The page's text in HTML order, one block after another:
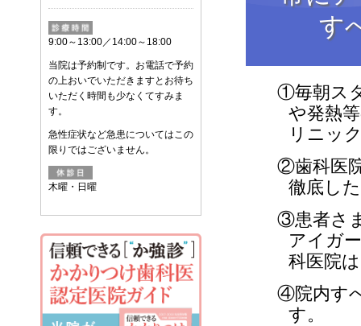
す
①毎朝ス
や発熱
リニッ
②歯科医
徹底し
③患者さ
アイガ
科医院
④院内す
す。
9:00～13:00／14:00～18:00
当院は予約制です。お電話で予約
の上おいでいただきますとお待ち
いただく時間も少なくてすみま
す。
急性症状など急患についてはこの
限りではございません。
木曜・日曜